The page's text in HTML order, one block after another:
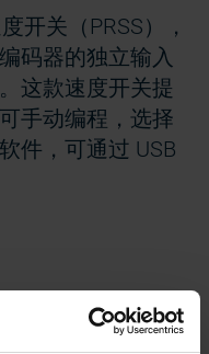
开关（PRSS），
码器的独立输入
这款速度开关提
手动编程，选择
件，可通过 USB